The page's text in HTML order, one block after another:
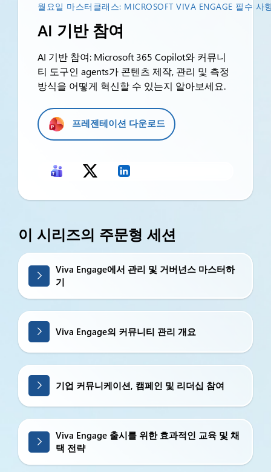
월요일 마스터클래스: MICROSOFT VIVA ENGAGE 필수 사
AI 기반 참여
AI 기반 참여: Microsoft 365 Copilot와 커뮤니
티 도구인 agents가 콘텐츠 제작, 관리 및 측정
방식을 어떻게 혁신할 수 있는지 알아보세요.
프레젠테이션 다운로드
이 시리즈의 주문형 세션
Viva Engage에서 관리 및 거버넌스 마스터하
기
Viva Engage의 커뮤니티 관리 개요
기업 커뮤니케이션, 캠페인 및 리더십 참여
Viva Engage 출시를 위한 효과적인 교육 및 채
택 전략